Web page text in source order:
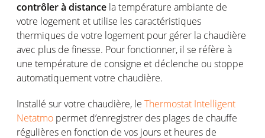
contrôler à distance la température ambiante de
votre logement et utilise les caractéristiques
thermiques de votre logement pour gérer la chaudière
avec plus de finesse. Pour fonctionner, il se réfère à
une température de consigne et déclenche ou stoppe
automatiquement votre chaudière.
Installé sur votre chaudière, le Thermostat Intelligent
Netatmo permet d’enregistrer des plages de chauffe
régulières en fonction de vos jours et heures de